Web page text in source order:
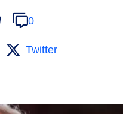
0
Twitter